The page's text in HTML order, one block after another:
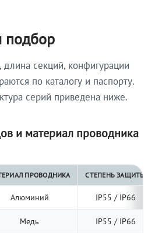
подбор
секций, конфигурации
по каталогу и паспорту.
серий приведена ниже.
и материал проводника
ПРОВОДНИКА СТЕПЕНЬ ЗАЩИТЫ
Алюминий IP55 / IP66
Медь IP55 / IP66